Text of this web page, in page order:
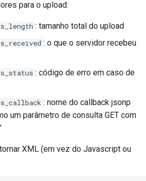
para o upload:
: tamanho total do upload
: o que o servidor recebeu
: código de erro em caso de
: nome do callback jsonp
um parâmetro de consulta GET com
XML (em vez do Javascript ou